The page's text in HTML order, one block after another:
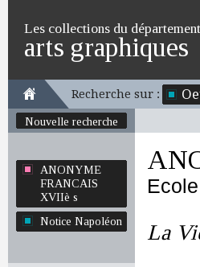
Les collections du
arts graphiques
Recherche sur :
Nouvelle recherche
ANONYME
FRANCAIS
XVIIè s
Notice Napoléon
La